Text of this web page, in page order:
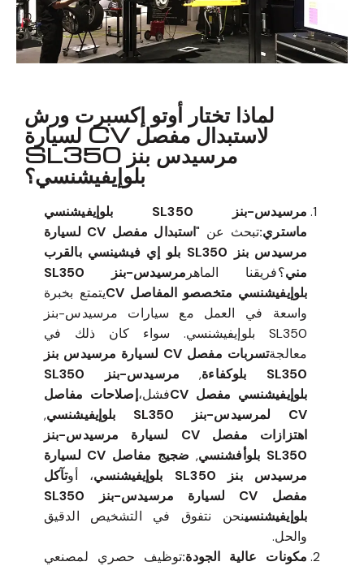
لماذا تختار أوتو إكسبرت ورش
لاستبدال مفصل CV لسيارة
مرسيدس بنز SL350
بلوإيفيشنسي؟
مرسيدس-بنز SL350 بلوإيفيشنسي
ماستري:تبحث عن "
استبدال مفصل CV لسيارة
مرسيدس بنز SL350 بلو إي فيشينسي بالقرب
مني؟فريقنا الماهر
مرسيدس-بنز SL350
بلوإيفيشنسي متخصصو المفاصل CV
يتمتع بخبرة
واسعة في العمل مع سيارات مرسيدس-بنز
SL350 بلوإيفيشنسي. سواء كان ذلك في
معالجة
تسربات مفصل CV لسيارة مرسيدس بنز
SL350 بلوكفاءة
,
مرسيدس-بنز SL350
بلوإيفيشنسي مفصل CV
فشل،إصلاحات مفاصل
CV لمرسيدس-بنز SL350 بلوإيفيشنسي
,
اهتزازات مفصل CV لسيارة مرسيدس-بنز
SL350 بلوأفشنسي
,
ضجيج مفاصل CV لسيارة
مرسيدس بنز SL350 بلوإيفيشنسي
، أوتآكل
مفصل CV لسيارة مرسيدس-بنز SL350
بلوإيفيشنسينحن نتفوق في التشخيص الدقيق
والحل.
مكونات عالية الجودة:توظيف حصري لمصنعي